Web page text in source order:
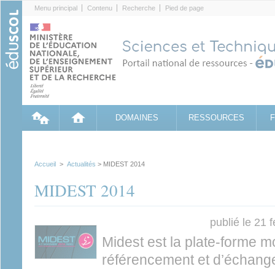
Menu principal Contenu Recherche Pied de page
DOMAINES RESSOURCES
Accueil > Actualités > MIDEST 2014
MIDEST 2014
publié le 21
Midest est la plate-forme
référencement et